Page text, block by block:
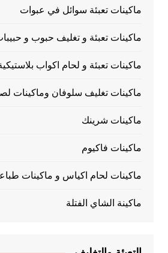
ماكينات تعبئة سوائل في عبوات
ماكينات تعبئة و تغليف حبوب و
ماكينات تعبئة و لحام اكواب
ماكينات تغليف سلوفان وماكينات
ماكينات شرينك
ماكينات فاكيوم
ماكينات لحام اكياس و ماكينات طباعة
ماكينة الشاي الفتلة